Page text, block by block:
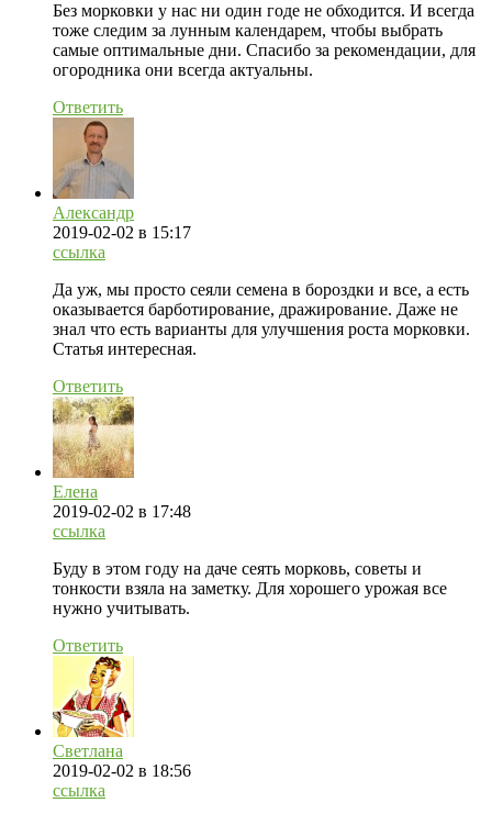
Без морковки у нас ни один годе не обходится. И всегда
тоже следим за лунным календарем, чтобы выбрать
самые оптимальные дни. Спасибо за рекомендации, для
огородника они всегда актуальны.
Ответить
Александр
2019-02-02 в 15:17
ссылка
Да уж, мы просто сеяли семена в бороздки и все, а есть
оказывается барботирование, дражирование. Даже не
знал что есть варианты для улучшения роста морковки.
Статья интересная.
Ответить
Елена
2019-02-02 в 17:48
ссылка
Буду в этом году на даче сеять морковь, советы и
тонкости взяла на заметку. Для хорошего урожая все
нужно учитывать.
Ответить
Светлана
2019-02-02 в 18:56
ссылка